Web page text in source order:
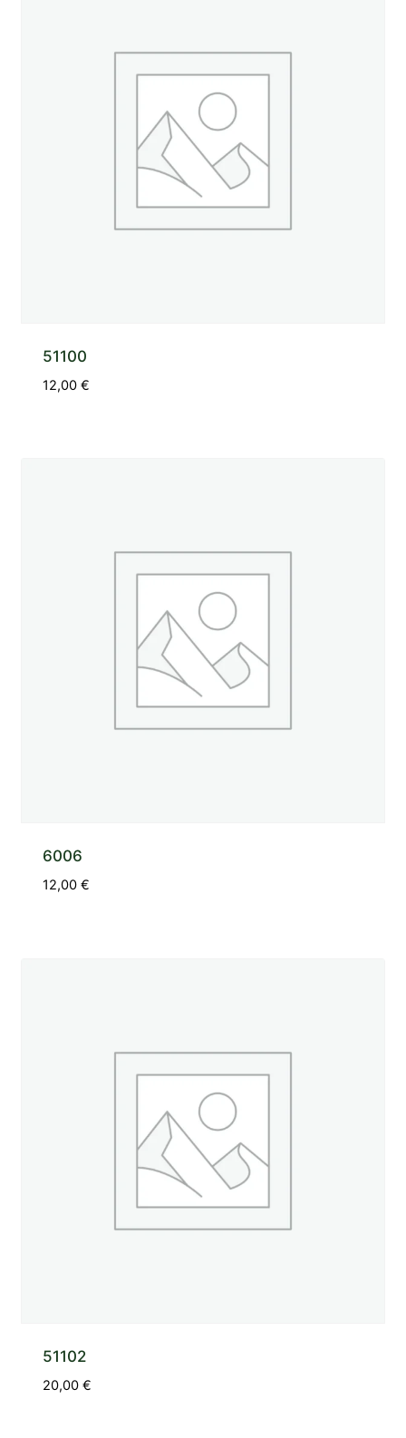
51100
12,00€
6006
12,00€
51102
20,00€